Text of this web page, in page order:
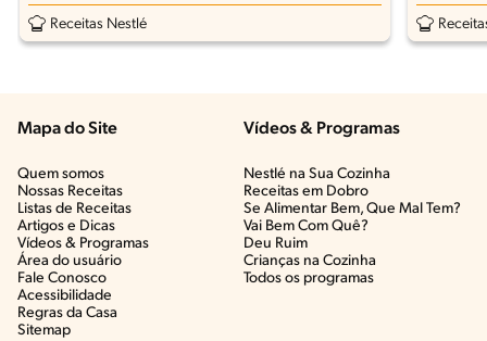
Receitas Nestlé
Mapa do Site
Quem somos
Nossas Receitas
Listas de Receitas​
Artigos e Dicas​
Vídeos & Programas​
Área do usuário
Fale Conosco
Acessibilidade
Regras da Casa
Sitemap
Vídeos & Programas​
Nestlé na Sua Cozinha
Receitas em Dobro
Se Alimentar Bem, Que Mal Tem?​
Vai Bem Com Quê?​
Deu Ruim​
Crianças na Cozinha​
Todos os programas